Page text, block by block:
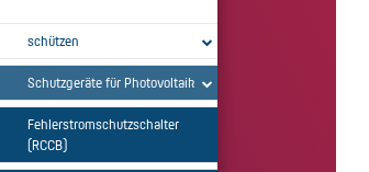
schützen
Schutzgeräte für Photovoltaik
Fehlerstromschutzschalter
(RCCB)